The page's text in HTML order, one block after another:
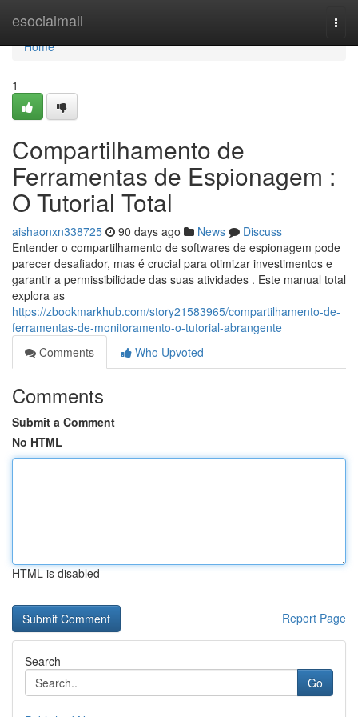
esocialmall
Home
Home
1
Compartilhamento de
Ferramentas de Espionagem :
O Tutorial Total
aishaonxn338725 90 days ago News
Discuss
Entender o compartilhamento de softwares de espionagem pode
parecer desafiador, mas é crucial para otimizar investimentos e
garantir a permissibilidade das suas atividades . Este manual total
explora as
https://zbookmarkhub.com/story21583965/compartilhamento-de-
ferramentas-de-monitoramento-o-tutorial-abrangente
Comments
Who Upvoted
Comments
Submit a Comment
No HTML
HTML is disabled
Report Page
Search
Go